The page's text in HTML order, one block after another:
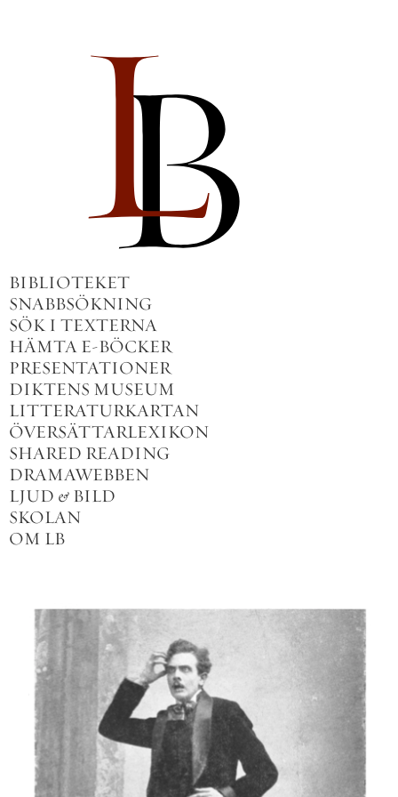
BIBLIOTEKET
SNABBSÖKNING
SÖK I TEXTERNA
HÄMTA E-BÖCKER
PRESENTATIONER
DIKTENS MUSEUM
LITTERATURKARTAN
ÖVERSÄTTARLEXIKON
SHARED READING
DRAMAWEBBEN
LJUD & BILD
SKOLAN
OM LB